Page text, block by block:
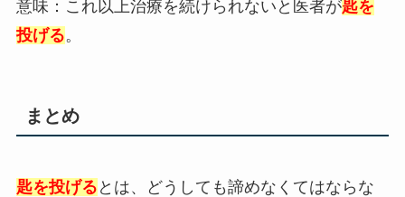
意味：これ以上治療を続けられないと医者が匙を
投げる。
まとめ
匙を投げる とは、どうしても諦めなくてはならな